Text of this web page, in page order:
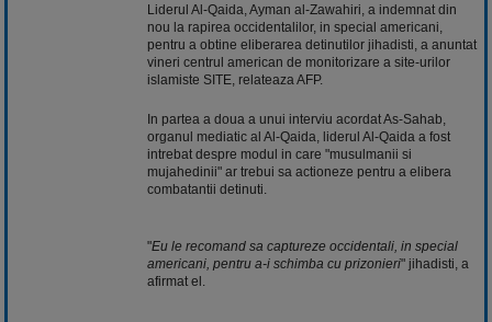
Liderul Al-Qaida, Ayman al-Zawahiri, a indemnat din
nou la rapirea occidentalilor, in special americani,
pentru a obtine eliberarea detinutilor jihadisti, a anuntat
vineri centrul american de monitorizare a site-urilor
islamiste SITE, relateaza AFP.
In partea a doua a unui interviu acordat As-Sahab,
organul mediatic al Al-Qaida, liderul Al-Qaida a fost
intrebat despre modul in care "musulmanii si
mujahedinii" ar trebui sa actioneze pentru a elibera
combatantii detinuti.
"Eu le recomand sa captureze occidentali, in special
americani, pentru a-i schimba cu prizonieri" jihadisti, a
afirmat el.